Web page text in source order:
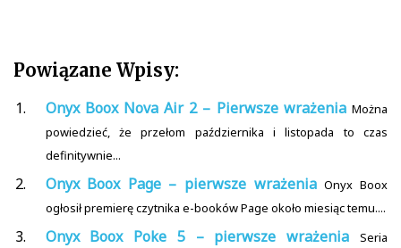
Powiązane Wpisy:
Onyx Boox Nova Air 2 – Pierwsze wrażenia Można
powiedzieć, że przełom października i listopada to czas
definitywnie...
Onyx Boox Page – pierwsze wrażenia Onyx Boox
ogłosił premierę czytnika e-booków Page około miesiąc temu....
Onyx Boox Poke 5 – pierwsze wrażenia
Seria